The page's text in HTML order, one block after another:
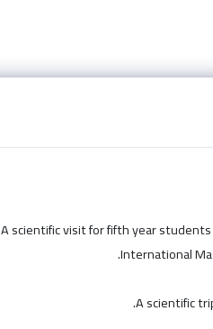
A scientific visit for fifth year
International
A scientific